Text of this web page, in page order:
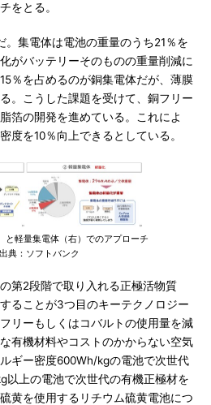
をとる。
集電体は電池の重量のうち21％を
がバッテリーそのものの重量削減に
％を占めるのが銅集電体だが、薄膜
。こうした課題を受けて、銅フリー
箔の開発を進めている。これによ
度を10％向上できるとしている。
と軽量集電体（右）でのアプローチ
典：ソフトバンク
第2段階で取り入れる正極活物質
ることが3つ目のキーテクノロジー
リーもしくはコバルトの使用量を減
有機材料やコストのかからない空気
ギー密度600Wh/kgの電池で次世代
以上の電池で次世代の有機正極材を
黄を使用するリチウム硫黄電池につ